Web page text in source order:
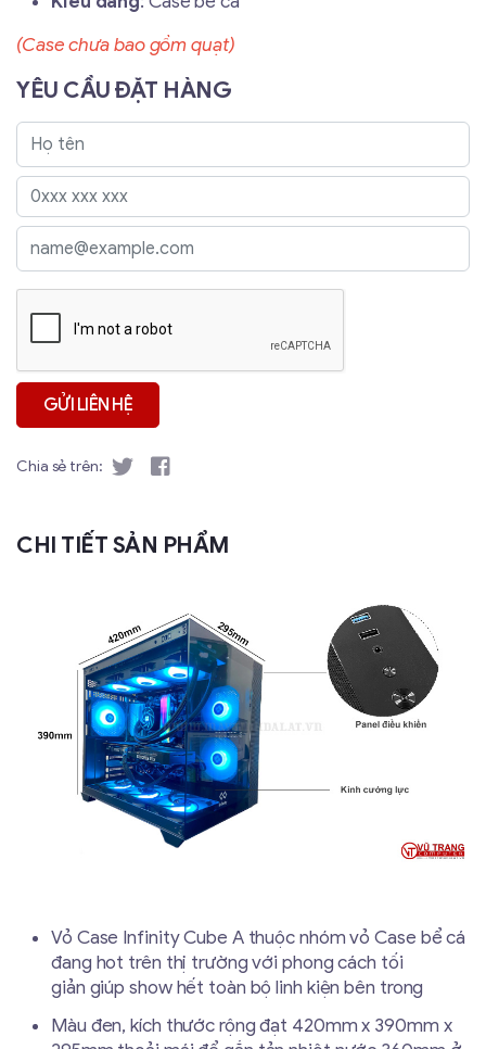
(Case chưa bao gồm quạt)
YÊU CẦU ĐẶT HÀNG
Chia sẻ trên:
CHI TIẾT SẢN PHẨM
Vỏ Case Infinity Cube A thuộc nhóm vỏ Case bể cá
đang hot trên thị trường với phong cách tối
giản giúp show hết toàn bộ linh kiện bên trong
Màu đen, kích thước rộng đạt 420mm x 390mm x